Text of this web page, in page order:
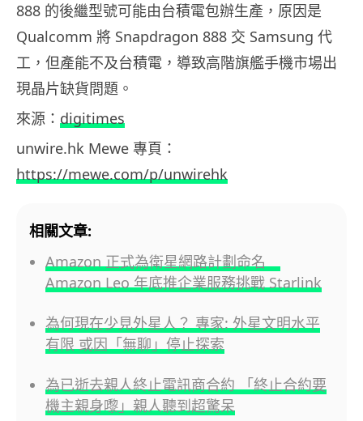
888 的後繼型號可能由台積電包辦生產，原因是
Qualcomm 將 Snapdragon 888 交 Samsung 代
工，但產能不及台積電，導致高階旗艦手機市場出
現晶片缺貨問題。
來源： digitimes
unwire.hk Mewe 專頁：
https://mewe.com/p/unwirehk
相關文章:
Amazon 正式為衛星網路計劃命名
Amazon Leo 年底推企業服務挑戰 Starlink
為何現在少見外星人？ 專家: 外星文明水平
有限 或因「無聊」停止探索
為已逝去親人終止電訊商合約 「終止合約要
機主親身嚟」親人聽到超驚呆